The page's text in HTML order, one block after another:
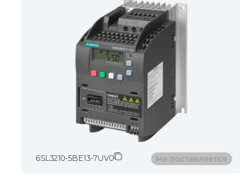
6SL3210-5BE13-7UV0 Не поставляется